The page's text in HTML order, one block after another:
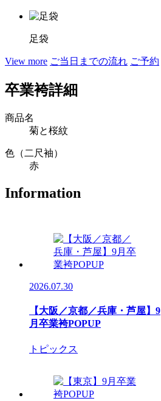
足袋
View more ご当日までの流れ ご予約
卒業袴詳細
商品名
菊と桜紋
色（二尺袖）
赤
Information
2026.07.30
【大阪／京都／兵庫・芦屋】9
月卒業袴POPUP
トピックス